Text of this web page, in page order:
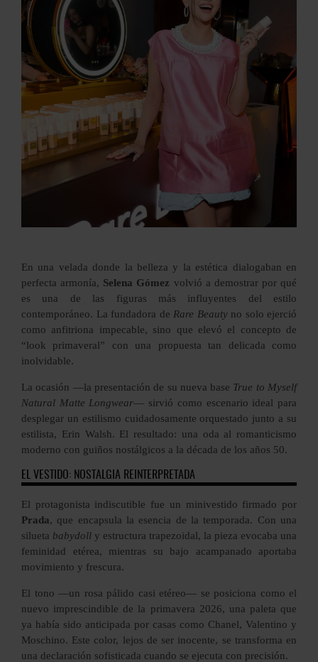
En una velada donde la belleza y la estética dialogaban en
perfecta armonía, Selena Gómez volvió a demostrar por qué
es una de las figuras más influyentes del estilo
contemporáneo. La fundadora de Rare Beautyno solo ejerció
como anfitriona impecable, sino que elevó el concepto de
“look primaveral” con una propuesta tan delicada como
inolvidable.
La ocasión —la presentación de su nueva base True to Myself
Natural Matte Longwear— sirvió como escenario ideal para
desplegar un estilismo cuidadosamente orquestado junto a su
estilista, Erin Walsh. El resultado: una oda al romanticismo
moderno con guiños nostálgicos a la década de los años 50.
EL VESTIDO: NOSTALGIA REINTERPRETADA
El protagonista indiscutible fue un minivestido firmado por
Prada, que encapsula la esencia de la temporada. Con una
silueta babydoll y estructura trapezoidal, la pieza evocaba una
feminidad etérea, mientras su bajo acampanado aportaba
movimiento y frescura.
El tono —un rosa pálido casi etéreo— se posiciona como el
nuevo imprescindible de la primavera 2026, una paleta que
ya había sido anticipada por casas como Chanel, Valentino y
Moschino. Este color, lejos de ser inocente, se transforma en
una declaración sofisticada cuando se ejecuta con precisión.